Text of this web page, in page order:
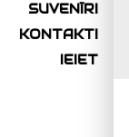
SUVENĪRI
KONTAKTI
IEIET